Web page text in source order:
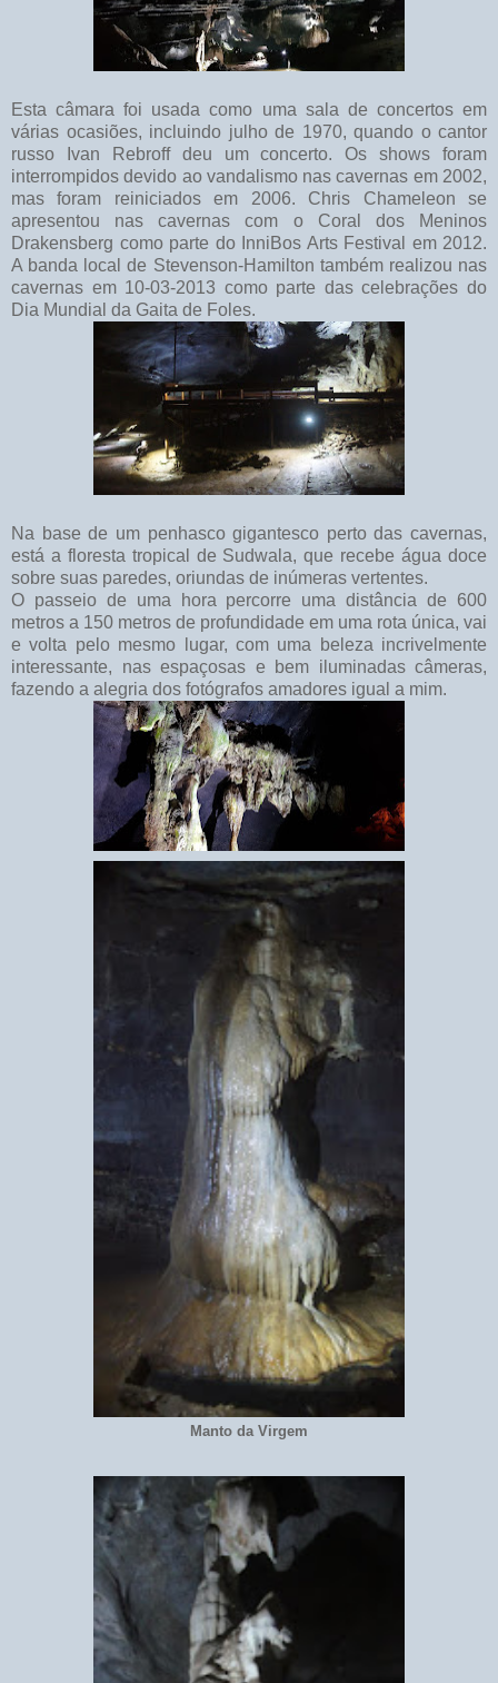
Esta câmara foi usada como uma sala de concertos em
várias ocasiões, incluindo julho de 1970, quando o cantor
russo Ivan Rebroff deu um concerto. Os shows foram
interrompidos devido ao vandalismo nas cavernas em 2002,
mas foram reiniciados em 2006. Chris Chameleon se
apresentou nas cavernas com o Coral dos Meninos
Drakensberg como parte do InniBos Arts Festival em 2012.
A banda local de Stevenson-Hamilton também realizou nas
cavernas em 10-03-2013 como parte das celebrações do
Dia Mundial da Gaita de Foles.
Na base de um penhasco gigantesco perto das cavernas,
está a floresta tropical de Sudwala, que recebe água doce
sobre suas paredes, oriundas de inúmeras vertentes.
O passeio de uma hora percorre uma distância de 600
metros a 150 metros de profundidade em uma rota única, vai
e volta pelo mesmo lugar, com uma beleza incrivelmente
interessante, nas espaçosas e bem iluminadas câmeras,
fazendo a alegria dos fotógrafos amadores igual a mim.
Manto da Virgem